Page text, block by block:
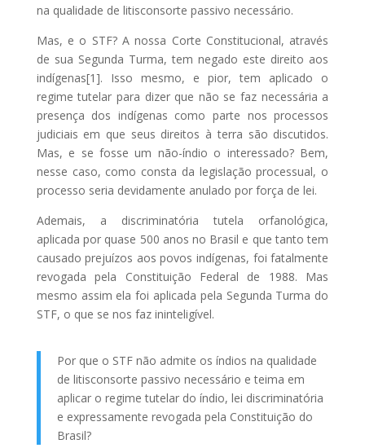
na qualidade de litisconsorte passivo necessário.
Mas, e o STF? A nossa Corte Constitucional, através
de sua Segunda Turma, tem negado este direito aos
indígenas[1]. Isso mesmo, e pior, tem aplicado o
regime tutelar para dizer que não se faz necessária a
presença dos indígenas como parte nos processos
judiciais em que seus direitos à terra são discutidos.
Mas, e se fosse um não-índio o interessado? Bem,
nesse caso, como consta da legislação processual, o
processo seria devidamente anulado por força de lei.
Ademais, a discriminatória tutela orfanológica,
aplicada por quase 500 anos no Brasil e que tanto tem
causado prejuízos aos povos indígenas, foi fatalmente
revogada pela Constituição Federal de 1988. Mas
mesmo assim ela foi aplicada pela Segunda Turma do
STF, o que se nos faz ininteligível.
Por que o STF não admite os índios na qualidade
de litisconsorte passivo necessário e teima em
aplicar o regime tutelar do índio, lei discriminatória
e expressamente revogada pela Constituição do
Brasil?